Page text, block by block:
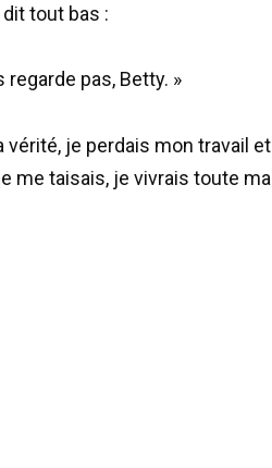
dit tout bas :
pas, Betty. »
je perdais mon travail et
me taisais, je vivrais toute